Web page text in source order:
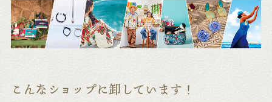
こんなショップに卸しています！